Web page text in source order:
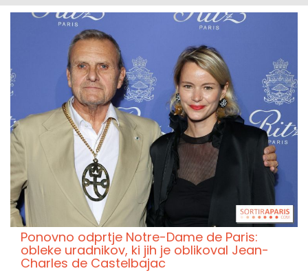
Ponovno odprtje Notre-Dame de Paris:
obleke uradnikov, ki jih je oblikoval Jean-
Charles de Castelbajac